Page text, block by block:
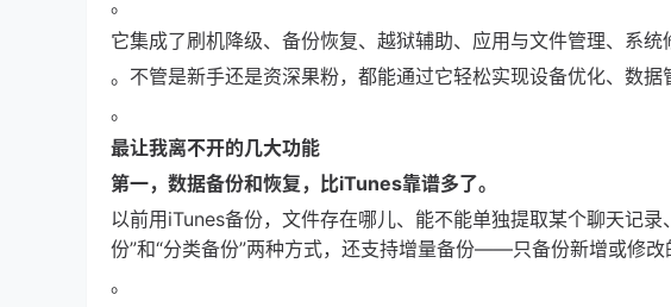
。
它集成了刷机降级、备份恢复、越狱辅助、应用与文件管理、系
。不管是新手还是资深果粉，都能通过它轻松实现设备优化、数据
。
最让我离不开的几大功能
第一，数据备份和恢复，比iTunes靠谱多了。
以前用iTunes备份，文件存在哪儿、能不能单独提取某个聊天记录
份”和“分类备份”两种方式，还支持增量备份——只备份新增或修
。